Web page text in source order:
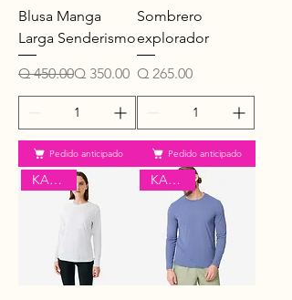
Blusa Manga
Larga Senderismo
Precio
Q 450.00
Precio de oferta
Q 350.00
Pedido anticipado
Sombrero
explorador
Precio
Q 265.00
Pedido anticipado
KALENJI KALENJI